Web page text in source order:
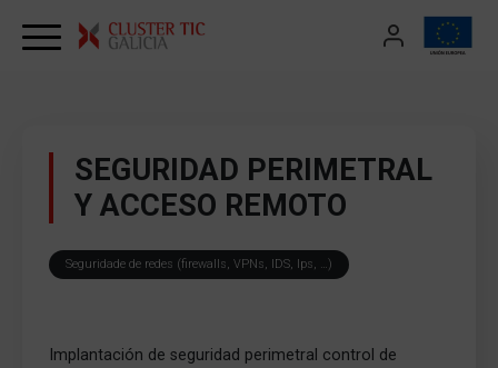
SEGURIDAD PERIMETRAL
Y ACCESO REMOTO
Seguridade de redes (firewalls, VPNs, IDS, Ips, …)
Implantación de seguridad perimetral control de